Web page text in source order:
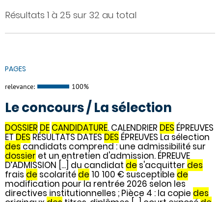
Résultats 1 à 25 sur 32 au total
PAGES
relevance: 100%
Le concours / La sélection
DOSSIER DE CANDIDATURE. CALENDRIER DES ÉPREUVES
ETDESRÉSULTATS DATESDES ÉPREUVES La sélection
descandidats comprend : une admissibilité sur
dossier et un entretien d'admission. ÉPREUVE
D’ADMISSION [...] du candidat de s'acquitter des
frais de scolarité de 10 100 € susceptible de
modification pour la rentrée 2026 selon les
directives institutionnelles ; Pièce 4 : la copie des